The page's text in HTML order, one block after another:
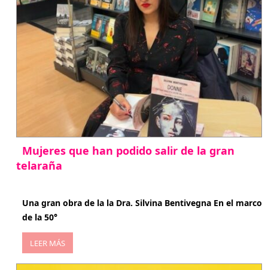
Mujeres que han podido salir de la gran
telaraña
Una gran obra de la la Dra. Silvina Bentivegna En el marco
de la 50°
LEER MÁS